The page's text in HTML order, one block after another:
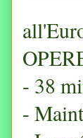
all'
- 38
-